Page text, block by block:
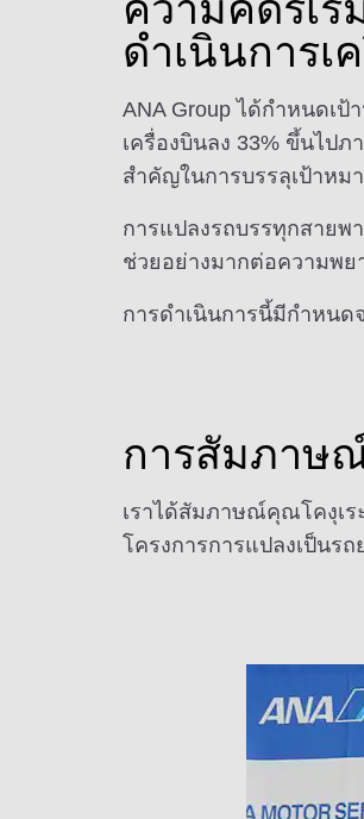
ดำเนินการเ
ANA Group ได้กำหนดเ
เครื่องบินลง 33% ขึ้นไป
สำคัญในการบรรลุเป้าหม
การแปลงรถบรรทุกสายพ
ช่วยอย่างมากต่อความพย
การดำเนินการนี้มีกำหนด
การสัมภาษ
เราได้สัมภาษณ์คุณโคงุเร
โครงการการแปลงเป็นร